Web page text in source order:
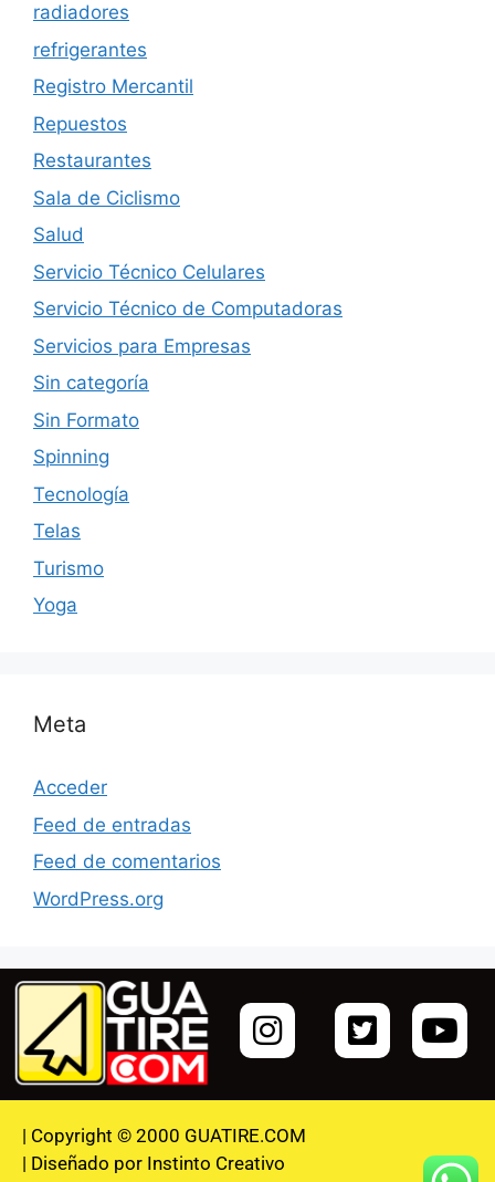
radiadores
refrigerantes
Registro Mercantil
Repuestos
Restaurantes
Sala de Ciclismo
Salud
Servicio Técnico Celulares
Servicio Técnico de Computadoras
Servicios para Empresas
Sin categoría
Sin Formato
Spinning
Tecnología
Telas
Turismo
Yoga
Meta
Acceder
Feed de entradas
Feed de comentarios
WordPress.org
| Copyright © 2000 GUATIRE.COM
| Diseñado por Instinto Creativo